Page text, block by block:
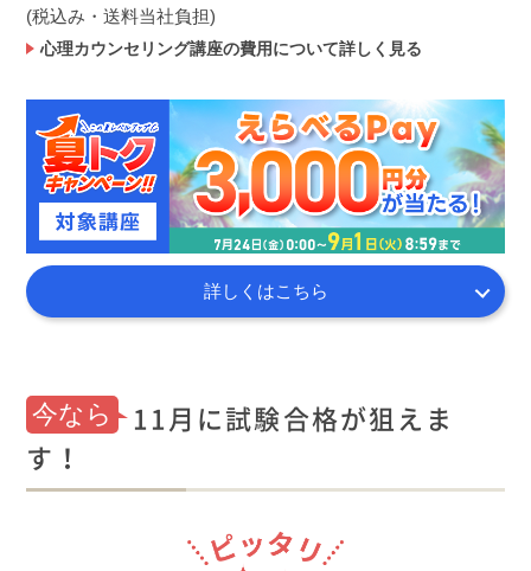
(税込み・送料当社負担)
心理カウンセリング講座の費用について詳しく見る
詳しくはこちら
今なら
11月に試験合格が狙えま
す！